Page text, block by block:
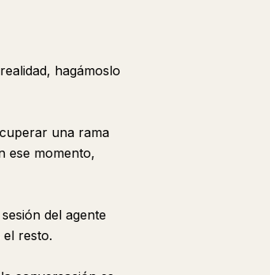
hagámoslo
una rama
ese momento,
del agente
resto.